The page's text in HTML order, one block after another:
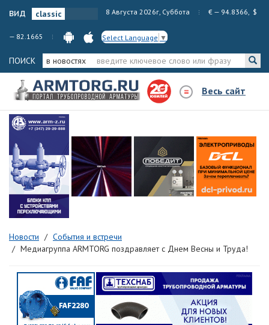
вид 8 Августа 2026г, Суббота € — 94.8366, $
— 82.1665 Select Language ▼
ПОИСК в новостях
Весь сайт
Новости
События и встречи
Медиагруппа ARMTORG поздравляет с Днем Весны и Труда!